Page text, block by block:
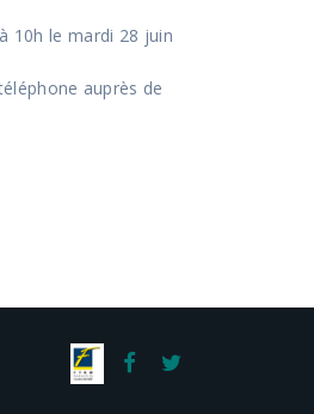
10h le mardi 28 juin
auprès de